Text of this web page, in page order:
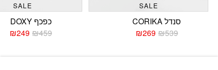
SALE
סנדל CORIKA
₪539
המחיר
₪269המחיר
SALE
כפכף DOXY
₪459
₪249